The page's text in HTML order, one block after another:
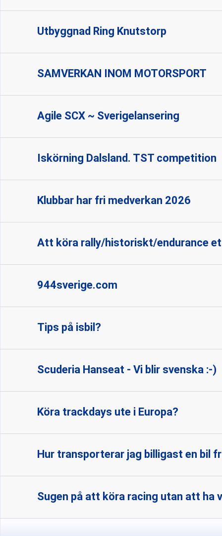
Utbyggnad Ring Knutstorp
SAMVERKAN INOM MOTORSPORT
Agile SCX ~ Sverigelansering
Iskörning Dalsland. TST competition
Klubbar har fri medverkan 2026
Att köra rally/historiskt/endurance
944sverige.com
Tips på isbil?
Scuderia Hanseat - Vi blir svenska :-)
Köra trackdays ute i Europa?
Hur transporterar jag billigast en bil
Sugen på att köra racing utan att ha